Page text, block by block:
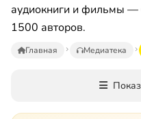
аудиокниги и фильмы —
1500 авторов.
Главная Медиатека